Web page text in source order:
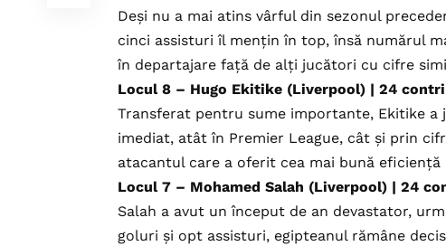
Deși nu a mai atins vârful din sezonul
cinci assisturi îl mențin în top, însă numărul
în departajare față de alți jucători cu cifre
Locul 8 – Hugo Ekitike (Liverpool) | 24
Transferat pentru sume importante, Ekitike
imediat, atât în Premier League, cât și prin
atacantul care a oferit cea mai bună
Locul 7 – Mohamed Salah (Liverpool) | 24
Salah a avut un început de an devastator,
goluri și opt assisturi, egipteanul rămâne